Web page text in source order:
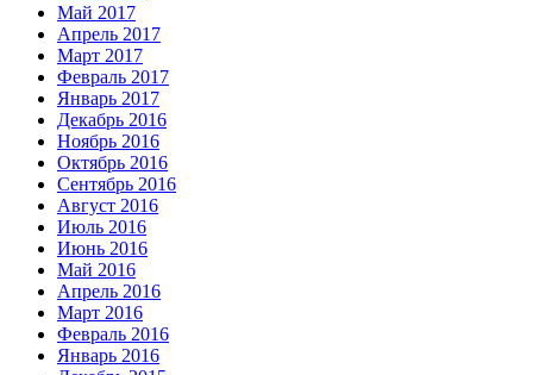
Май 2017
Апрель 2017
Март 2017
Февраль 2017
Январь 2017
Декабрь 2016
Ноябрь 2016
Октябрь 2016
Сентябрь 2016
Август 2016
Июль 2016
Июнь 2016
Май 2016
Апрель 2016
Март 2016
Февраль 2016
Январь 2016